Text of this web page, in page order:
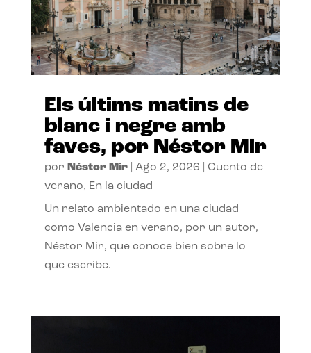
Els últims matins de
blanc i negre amb
faves, por Néstor Mir
por Néstor Mir| Ago 2, 2026
Cuento de
verano, En la ciudad
Un relato ambientado en una ciudad
como Valencia en verano, por un autor,
Néstor Mir, que conoce bien sobre lo
que escribe.